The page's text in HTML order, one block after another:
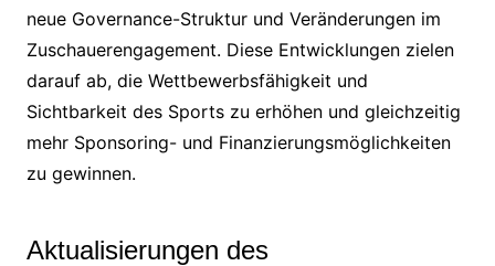
neue Governance-Struktur und Veränderungen im
Zuschauerengagement. Diese Entwicklungen zielen
darauf ab, die Wettbewerbsfähigkeit und
Sichtbarkeit des Sports zu erhöhen und gleichzeitig
mehr Sponsoring- und Finanzierungsmöglichkeiten
zu gewinnen.
Aktualisierungen des